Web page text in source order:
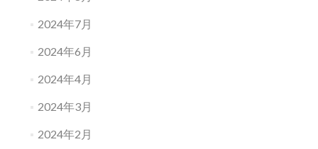
2024年7月
2024年6月
2024年4月
2024年3月
2024年2月